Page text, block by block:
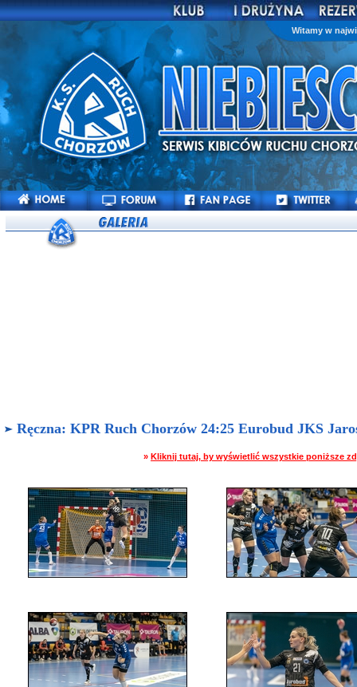
Witamy w
Ręczna: KPR Ruch Chorzów 24:25 Eurobud JKS
» Kliknij tutaj, by wyświetlić wszystkie poniższe